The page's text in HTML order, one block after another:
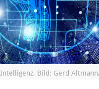
Bild: Gerd